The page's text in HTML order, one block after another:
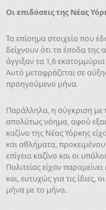
Οι επιδόσεις της Νέας
Τα επίσημα στοιχεία που
δείχνουν ότι τα έσοδα της
άγγιξαν τα 1,6
Αυτό μεταφράζεται σε
προηγούμενο μήνα.
Παράλληλα, η σύγκριση με
απολύτως νόημα, αφού
καζίνο της Νέας Υόρκης
και αθλήματα,
επίγεια καζίνο και οι
Πολιτείας είχαν
και, ευτυχώς για τις ίδιες,
μήνα με το μήνα.